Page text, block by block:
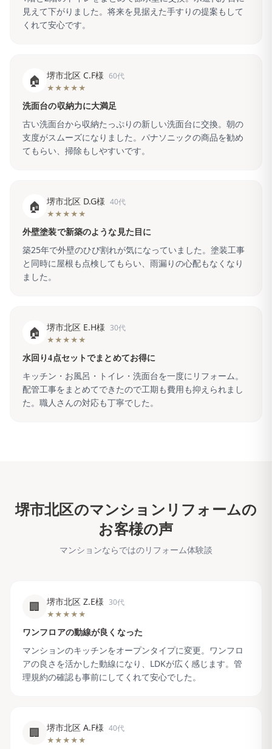
見えて下がりました。将来を見据えた手すりの提案もして
くれて安心です。
🏠 堺市北区 C.F様 60代
★★★★★
洗面台の収納力に大満足
古い洗面台から収納たっぷりの新しい洗面台に交換。朝の
支度がスムーズになりました。パナソニックの商品を勧め
てもらい、掃除もしやすいです。
🏠 堺市北区 D.G様 40代
★★★★★
外壁塗装で新築のような見た目に
築25年で外壁のひび割れが気になっていました。塗装工事
と同時に屋根も点検してもらい、雨漏りの心配もなくなり
ました。
🏠 堺市北区 E.H様 30代
★★★★★
水回り4点セットでまとめてお得に
キッチン・お風呂・トイレ・洗面台を一度にリフォーム。
配管工事をまとめてできたので工期も費用も抑えられまし
た。職人さんの対応も丁寧でした。
堺市北区のマンションリフォームの
お客様の声
マンションならではのリフォーム体験談
🏢 堺市北区 Z.E様 30代
★★★★★
ワンフロアの動線が良くなった
マンションのキッチンをオープンタイプに変更。ワンフロ
アの良さを活かした動線になり、LDKが広く感じます。管
理規約の確認も事前にしてくれて安心でした。
🏢 堺市北区 A.F様 40代
★★★★★